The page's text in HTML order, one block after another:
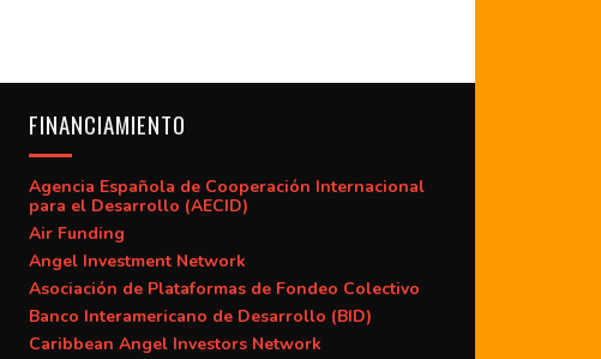
FINANCIAMIENTO
Agencia Española de Cooperación Internacional
para el Desarrollo (AECID)
Air Funding
Angel Investment Network
Asociación de Plataformas de Fondeo Colectivo
Banco Interamericano de Desarrollo (BID)
Caribbean Angel Investors Network